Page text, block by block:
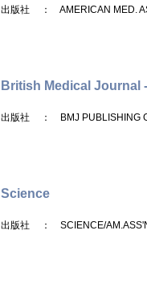
出版社 ： AMERICAN MED.
British Medical Journal
出版社 ： BMJ PUBLISHING
Science
出版社 ： SCIENCE/